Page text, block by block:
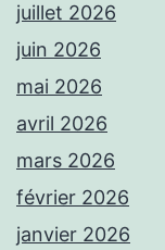
juillet 2026
juin 2026
mai 2026
avril 2026
mars 2026
février 2026
janvier 2026